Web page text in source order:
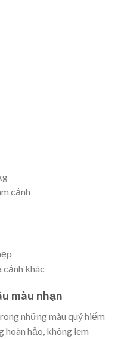
cảnh
cảnh khác
màu nhạn
những màu quý hiếm
hảo, không lem